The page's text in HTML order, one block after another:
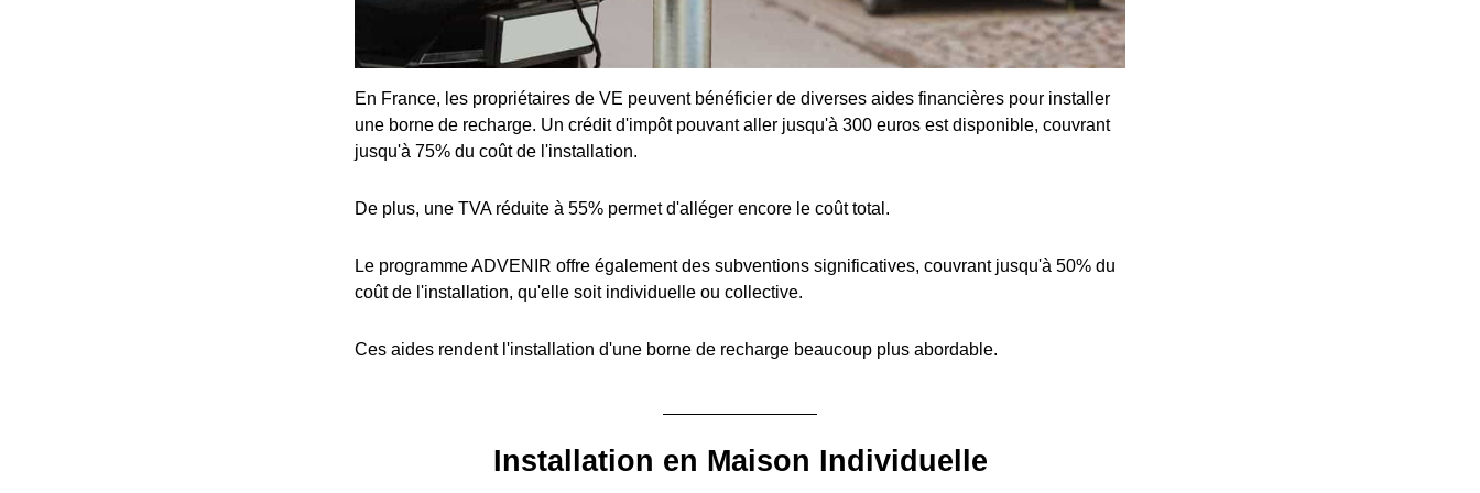
En France, les propriétaires de VE peuvent bénéficier de diverses aides financières pour installer
une borne de recharge. Un crédit d'impôt pouvant aller jusqu'à 300 euros est disponible, couvrant
jusqu'à 75% du coût de l'installation.
De plus, une TVA réduite à 55% permet d'alléger encore le coût total.
Le programme ADVENIR offre également des subventions significatives, couvrant jusqu'à 50% du
coût de l'installation, qu'elle soit individuelle ou collective.
Ces aides rendent l'installation d'une borne de recharge beaucoup plus abordable.
Installation en Maison Individuelle